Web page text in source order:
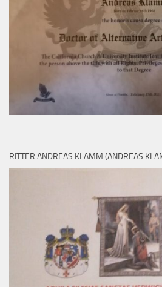
RITTER ANDREAS KLAMM (ANDREAS